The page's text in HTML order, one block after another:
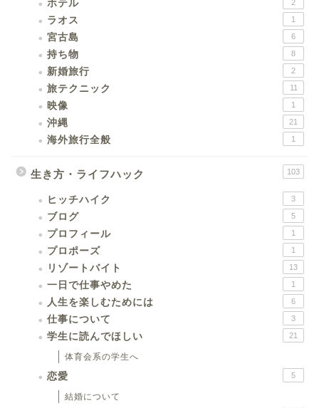
ホテル 2
ラオス 1
宮古島 6
持ち物 8
新婚旅行 2
旅テクニック 11
映像 1
沖縄 21
海外旅行全般 1
生き方・ライフハック 103
ヒッチハイク 3
ブログ 5
プロフィール 1
プロポーズ 1
リゾートバイト 13
一日で仕事やめた 1
人生を楽しむためには 6
仕事について 3
学生に読んでほしい 21
体育会系の学生へ
恋愛 5
結婚について